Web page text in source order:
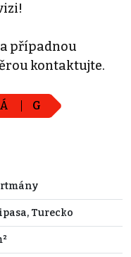
případnou
kontaktujte.
G
Turecko